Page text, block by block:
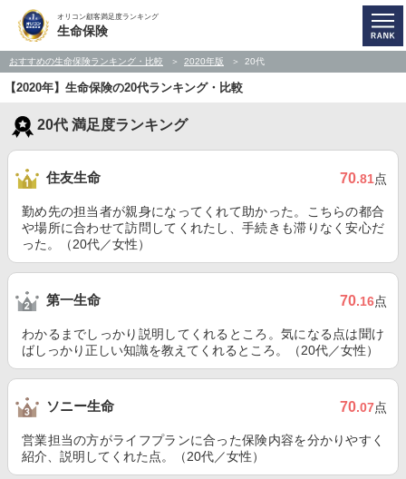
オリコン顧客満足度ランキング
生命保険
おすすめの生命保険ランキング・比較 2020年版 20代
【2020年】生命保険の20代ランキング・比較
20代 満足度ランキング
住友生命 70.81点
勤め先の担当者が親身になってくれて助かった。こちらの都合
や場所に合わせて訪問してくれたし、手続きも滞りなく安心だ
った。（20代／女性）
第一生命 70.16点
わかるまでしっかり説明してくれるところ。気になる点は聞け
ばしっかり正しい知識を教えてくれるところ。（20代／女性）
ソニー生命 70.07点
営業担当の方がライフプランに合った保険内容を分かりやすく
紹介、説明してくれた点。（20代／女性）